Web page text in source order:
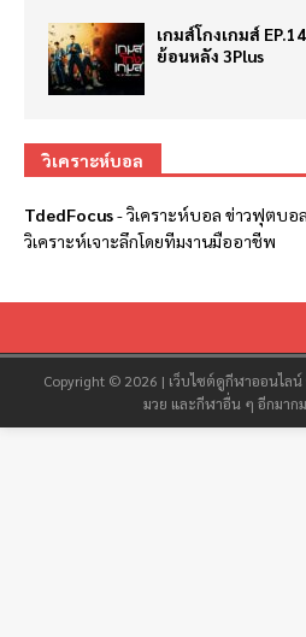
เกมส์โกงเกมส์
ย้อนหลัง 3Plus
วิเคราะห์บอล
TdedFocus-วิเคราะห์บอล ข่าวฟุตบอ
วิเคราะห์เจาะลึกโดยทีมงานมืออาชีพ
Copyright © 2026 | เว็บไซต์ดูกีฬาออนไ
มวย และกีฬาอื่น ๆ อีกมาก